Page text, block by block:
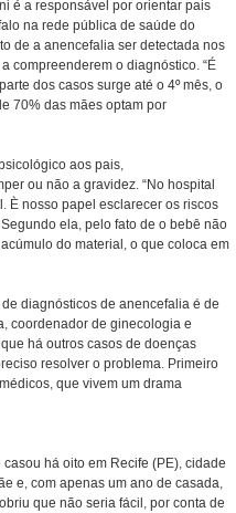
é a responsável por orientar pais
na rede pública de saúde do
de a anencefalia ser detectada nos
compreenderem o diagnóstico. “É
dos casos surge até o 4º mês, o
70% das mães optam por
aos pais,
ou não a gravidez. “No hospital
È nosso papel esclarecer os riscos
ela, pelo fato de o bebê não
do material, o que coloca em
diagnósticos de anencefalia é de
coordenador de ginecologia e
há outros casos de doenças
resolver o problema. Primeiro
que vivem um drama
há oito em Recife (PE), cidade
e, com apenas um ano de casada,
que não seria fácil, por conta de